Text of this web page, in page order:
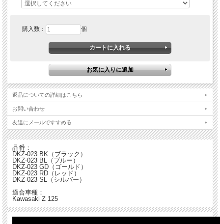
購入数： 個
返品についての詳細はこちら
お問い合わせ
友達にメールですすめる
品番：
DKZ-023 BK（ブラック）
DKZ-023 BL（ブルー）
DKZ-023 GD（ゴールド）
DKZ-023 RD（レッド）
DKZ-023 SL（シルバー）
適合車種：
Kawasaki Z 125